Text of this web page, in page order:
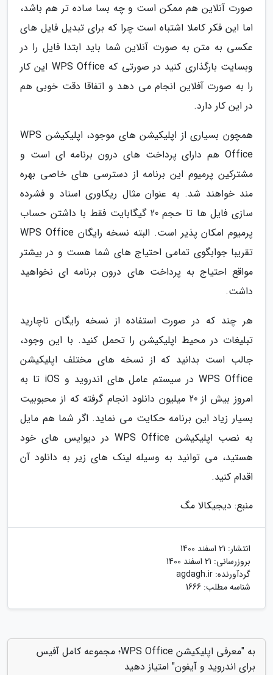
صورت آنلاین هم ممکن است و چه بسا ساده تر هم باشد،
اما این فکر کاملا اشتباه است چرا که برای تبدیل فایل های
عکسی به متن به صورت آنلاین شما باید ابتدا فایل را در
وبسایت بارگذاری کنید در صورتی که WPS Office این کار
را به صورت آفلاین انجام می دهد و اتفاقا دقت خوبی هم
در این کار دارد.
همچون بسیاری از اپلیکیشن های موجود، اپلیکیشن WPS
Office هم دارای پرداخت های درون برنامه ای است و
مشترکین پرمیوم این برنامه از دسترسی های خاصی بهره
مند خواهند شد. به عنوان مثال ریکاوری اسناد و فشرده
سازی فایل ها تا حجم 20 گیگابایت فقط با داشتن حساب
پرمیوم امکان پذیر است. البته نسخه رایگان WPS Office
تقریبا جوابگوی تمامی احتیاج های شما هست و در بیشتر
مواقع احتیاج به پرداخت های درون برنامه ای نخواهید
داشت.
هر چند که در صورت استفاده از نسخه رایگان ناچارید
تبلیغات در محیط اپلیکیشن را تحمل کنید. با این وجود،
جالب است بدانید که از نسخه های مختلف اپلیکیشن
WPS Office در سیستم عامل های اندروید و iOS تا به
امروز بیش از 20 میلیون دانلود انجام گرفته که از محبوبیت
بسیار زیاد این برنامه حکایت می نماید. اگر شما هم مایل
به نصب اپلیکیشن WPS Office در دیوایس های خود
هستید، می توانید به وسیله لینک های زیر به دانلود آن
اقدام کنید.
منبع: دیجیکالا مگ
انتشار: 21 اسفند 1400
بروزرسانی: 21 اسفند 1400
گردآورنده: agdagh.ir
شناسه مطلب: 1666
به "معرفی اپلیکیشن WPS Office؛ مجموعه کامل آفیس
برای اندروید و آیفون" امتیاز دهید